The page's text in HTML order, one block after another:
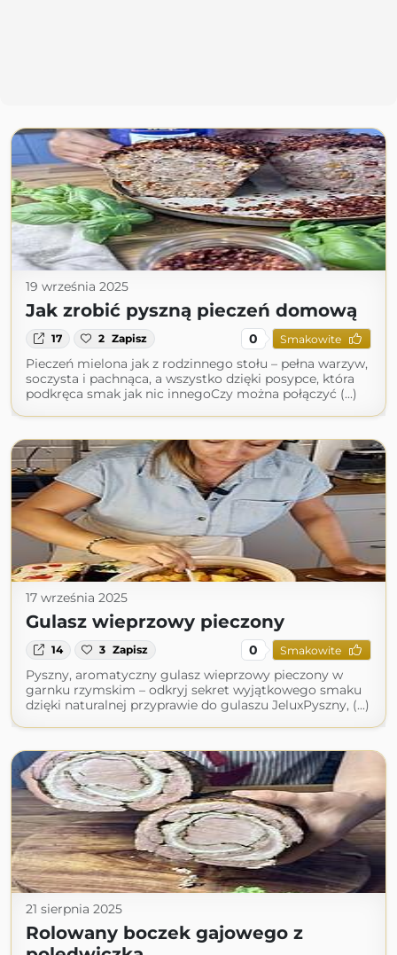
19 września 2025
Jak zrobić pyszną pieczeń domową
17 2 Zapisz 0 Smakowite
Pieczeń mielona jak z rodzinnego stołu – pełna warzyw,
soczysta i pachnąca, a wszystko dzięki posypce, która
podkręca smak jak nic innegoCzy można połączyć (...)
17 września 2025
Gulasz wieprzowy pieczony
14 3 Zapisz 0 Smakowite
Pyszny, aromatyczny gulasz wieprzowy pieczony w
garnku rzymskim – odkryj sekret wyjątkowego smaku
dzięki naturalnej przyprawie do gulaszu JeluxPyszny, (...)
21 sierpnia 2025
Rolowany boczek gajowego z